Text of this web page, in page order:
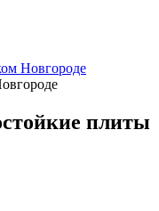
Новгороде
плиты